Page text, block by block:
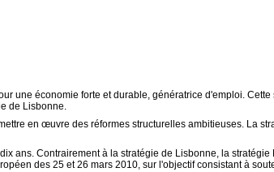
une économie forte et durable, génératrice d'emploi.
de Lisbonne.
en œuvre des réformes structurelles ambitieuses. La
ans. Contrairement à la stratégie de Lisbonne, la
des 25 et 26 mars 2010, sur l'objectif consistant à